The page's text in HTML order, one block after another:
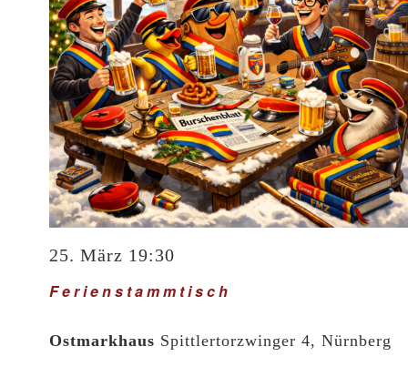
Ferienstammtisch
25. März 19:30
Ostmarkhaus Spittlertorzwinger 4, Nürnberg